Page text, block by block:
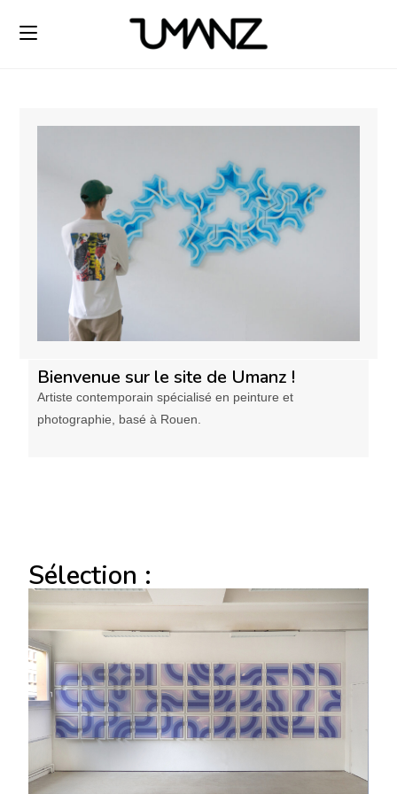
Bienvenue sur le site de Umanz !
Artiste contemporain spécialisé en peinture et
photographie, basé à Rouen.
Sélection :